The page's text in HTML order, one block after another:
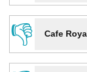
👎
Cafe